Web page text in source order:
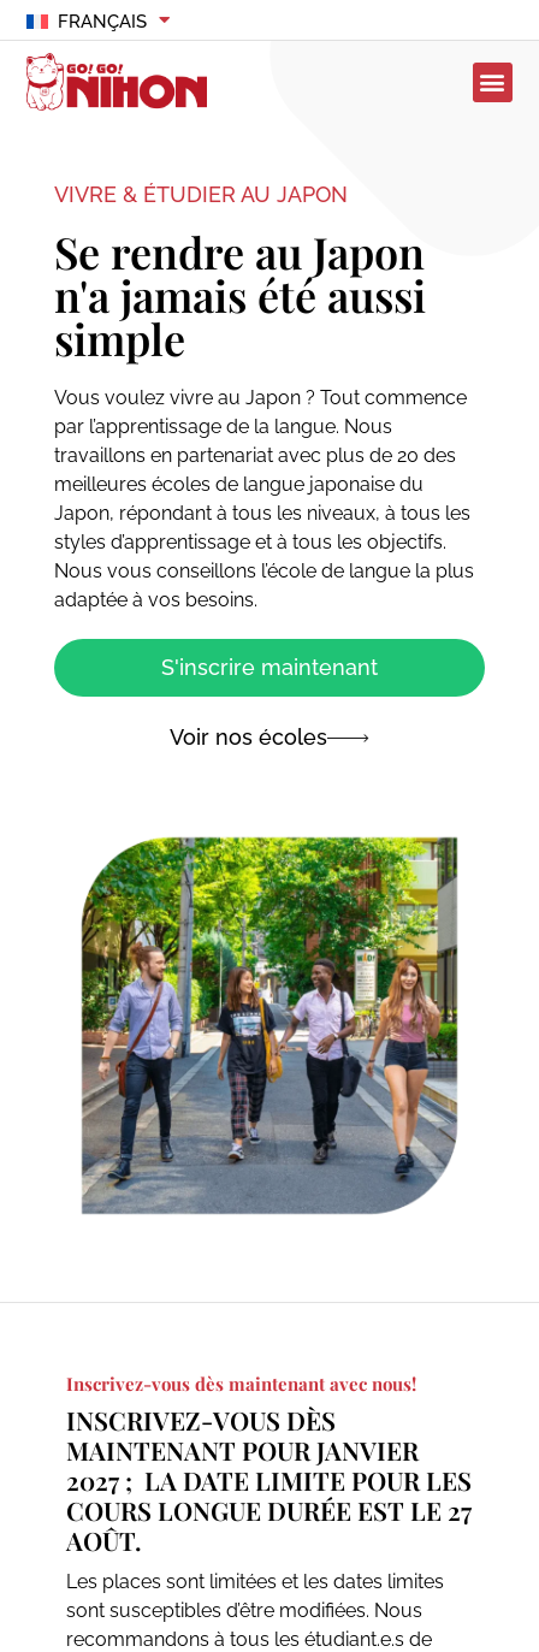
FRANÇAIS
VIVRE & ÉTUDIER AU JAPON
Se rendre au Japon
n'a jamais été aussi
simple
Vous voulez vivre au Japon ? Tout commence
par l’apprentissage de la langue. Nous
travaillons en partenariat avec plus de 20 des
meilleures écoles de langue japonaise du
Japon, répondant à tous les niveaux, à tous les
styles d’apprentissage et à tous les objectifs.
Nous vous conseillons l’école de langue la plus
adaptée à vos besoins.
S'inscrire maintenant
Voir nos écoles
Inscrivez-vous dès maintenant avec nous!
INSCRIVEZ-VOUS DÈS
MAINTENANT POUR JANVIER
2027 ; LA DATE LIMITE POUR LES
COURS LONGUE DURÉE EST LE 27
AOÛT.
Les places sont limitées et les dates limites
sont susceptibles d’être modifiées. Nous
recommandons à tous les étudiant.e.s de